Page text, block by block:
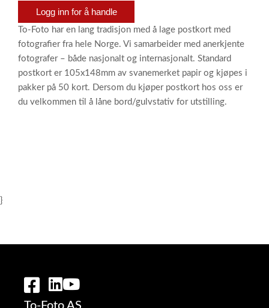
Logg inn for å handle
To-Foto har en lang tradisjon med å lage postkort med
fotografier fra hele Norge. Vi samarbeider med anerkjente
fotografer – både nasjonalt og internasjonalt. Standard
postkort er 105x148mm av svanemerket papir og kjøpes i
pakker på 50 kort. Dersom du kjøper postkort hos oss er
du velkommen til å låne bord/gulvstativ for utstilling.
}
To-Foto AS